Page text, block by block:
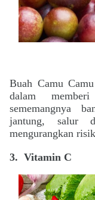
Buah Camu
dalam
sememangnya
jantung, salur
mengurangkan
3. Vitamin C